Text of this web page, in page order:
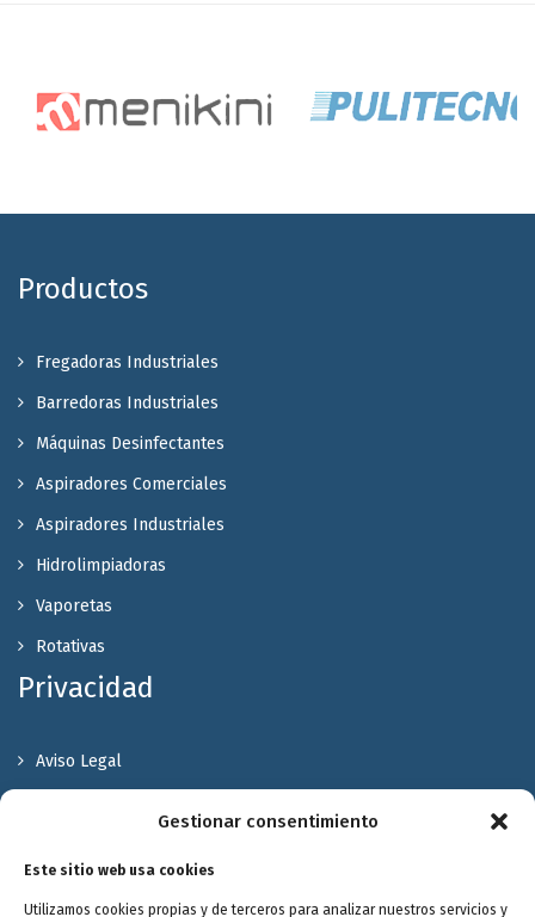
Gestionar consentimiento
Este sitio web usa cookies
Utilizamos cookies propias y de terceros para analizar nuestros servicios y
Productos
Fregadoras Industriales
Barredoras Industriales
Máquinas Desinfectantes
Aspiradores Comerciales
Aspiradores Industriales
Hidrolimpiadoras
Vaporetas
Rotativas
Privacidad
Aviso Legal